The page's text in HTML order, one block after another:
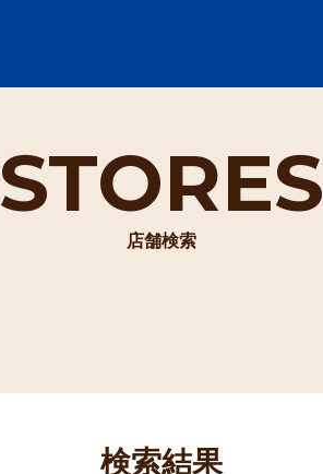
STORES
店舗検索
検索結果